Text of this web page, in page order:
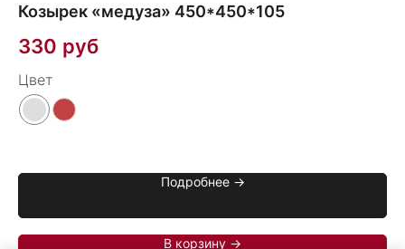
Козырек «медуза» 450*450*105
330 руб
Цвет
Подробнее →
В корзину →